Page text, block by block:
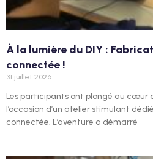
À la lumière du DIY :
connectée !
31 juillet 2026
Les participants ont plongé au cœur
l’occasion d’un atelier stimulant
connectée. L’aventure a démarré